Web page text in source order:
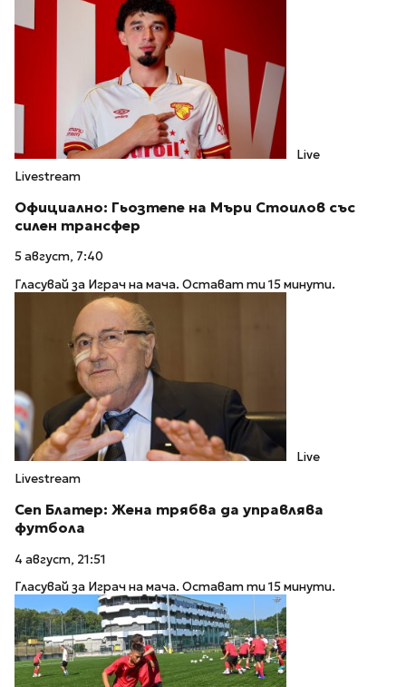
Live
Livestream
Официално: Гьозтепе на Мъри Стоилов със
силен трансфер
5 август, 7:40
Гласувай за Играч на мача. Остават ти 15 минути.
Live
Livestream
Сеп Блатер: Жена трябва да управлява
футбола
4 август, 21:51
Гласувай за Играч на мача. Остават ти 15 минути.